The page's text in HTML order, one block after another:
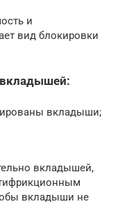
и
вид блокировки
вкладыши;
вкладышей,
вкладыши не